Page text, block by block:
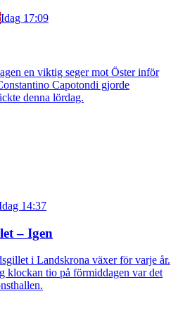
Idag 17:09
en viktig seger mot Öster inför
Capotondi gjorde
denna lördag.
14:37
– Igen
i Landskrona växer för varje år.
klockan tio på förmiddagen var det